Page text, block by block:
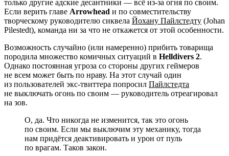
только другие адские десантники — всё из-за огня по своим.
Если верить главе Arrowhead и по совместительству
творческому руководителю сиквела Йохану Пайлстедту (Johan
Pilestedt), команда ни за что не откажется от этой особенности.
Возможность случайно (или намеренно) прибить товарища
породила множество комичных ситуаций в Helldivers 2.
Однако постоянная угроза со стороны других геймеров
не всем может быть по нраву. На этот случай один
из пользователей экс-твиттера попросил Пайлстедта
не выключать огонь по своим — руководитель отреагировал
на зов.
О, да. Что никогда не изменится, так это огонь
по своим. Если мы выключим эту механику, тогда
нам придётся деактивировать и урон от пуль
по врагам. Таков закон.